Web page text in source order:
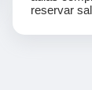
reservar